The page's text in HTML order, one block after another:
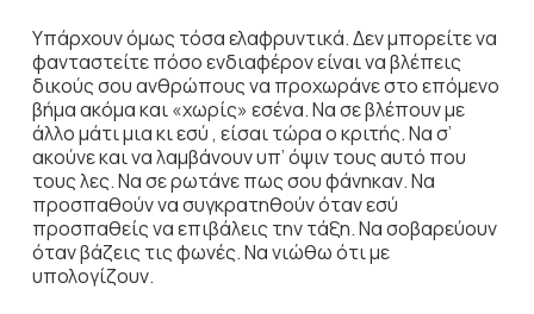
Υπάρχουν όμως τόσα ελαφρυντικά. Δεν μπορείτε να
φανταστείτε πόσο ενδιαφέρον είναι να βλέπεις
δικούς σου ανθρώπους να προχωράνε στο επόμενο
βήμα ακόμα και «χωρίς» εσένα. Να σε βλέπουν με
άλλο μάτι μια κι εσύ , είσαι τώρα ο κριτής. Να σ’
ακούνε και να λαμβάνουν υπ’ όψιν τους αυτό που
τους λες. Να σε ρωτάνε πως σου φάνηκαν. Να
προσπαθούν να συγκρατηθούν όταν εσύ
προσπαθείς να επιβάλεις την τάξη. Να σοβαρεύουν
όταν βάζεις τις φωνές. Να νιώθω ότι με
υπολογίζουν.